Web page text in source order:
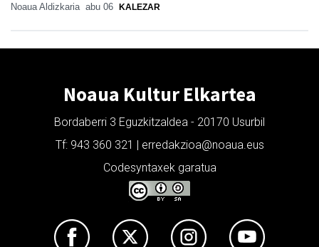
Noaua Aldizkaria abu 06 KALEZAR
Noaua Kultur Elkartea
Bordaberri 3 Eguzkitzaldea - 20170 Usurbil
Tf: 943 360 321 | erredakzioa@noaua.eus
Codesyntaxek garatua